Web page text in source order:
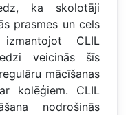
ka skolotāji
prasmes un cels
CLIL
veicinās šīs
mācīšanas
kolēģiem. CLIL
nodrošinās